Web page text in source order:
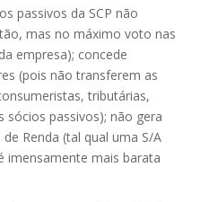
passivos da SCP não
mas no máximo voto nas
empresa); concede
(pois não transferem as
tributárias,
sócios passivos); não gera
Renda (tal qual uma S/A
imensamente mais barata